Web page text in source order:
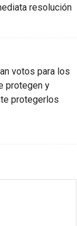
resolución
votos para los
protegen y
protegerlos